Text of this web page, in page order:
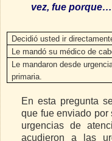
vez, fue porque…
Decidió usted ir
Le mandó su médico de
Le mandaron desde
primaria.
En esta pregunta
que fue enviado por
urgencias de
acudieron a las